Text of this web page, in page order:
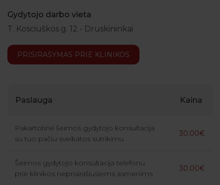
Gydytojo darbo vieta
T. Kosciuškos g. 12 - Druskininkai
PRISIRAŠYMAS PRIE KLINIKOS
Paslauga Kaina
Pakartotinė šeimos gydytojo konsultacija
su tuo pačiu sveikatos sutrikimu
30.00€
Šeimos gydytojo konsultacija telefonu
prie klinikos neprisirašiusiems asmenims
30.00€